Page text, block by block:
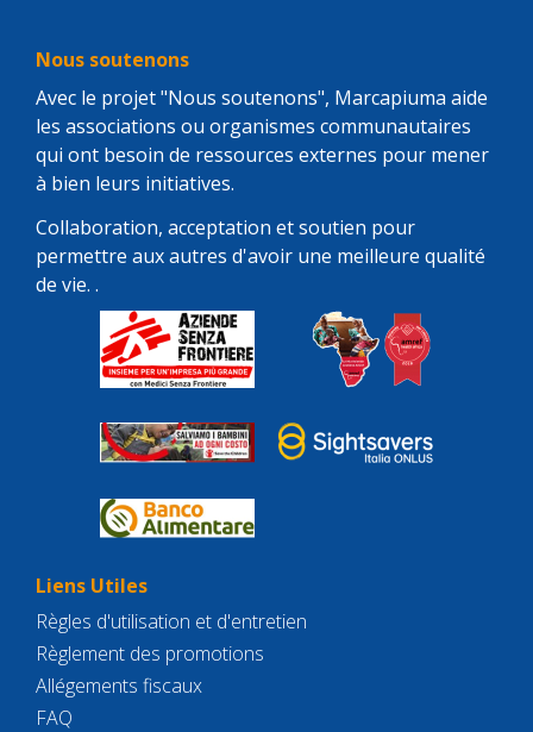
Nous soutenons
Avec le projet "Nous soutenons", Marcapiuma aide
les associations ou organismes communautaires
qui ont besoin de ressources externes pour mener
à bien leurs initiatives.
Collaboration, acceptation et soutien pour
permettre aux autres d'avoir une meilleure qualité
de vie. .
Liens Utiles
Règles d'utilisation et d'entretien
Règlement des promotions
Allégements fiscaux
FAQ